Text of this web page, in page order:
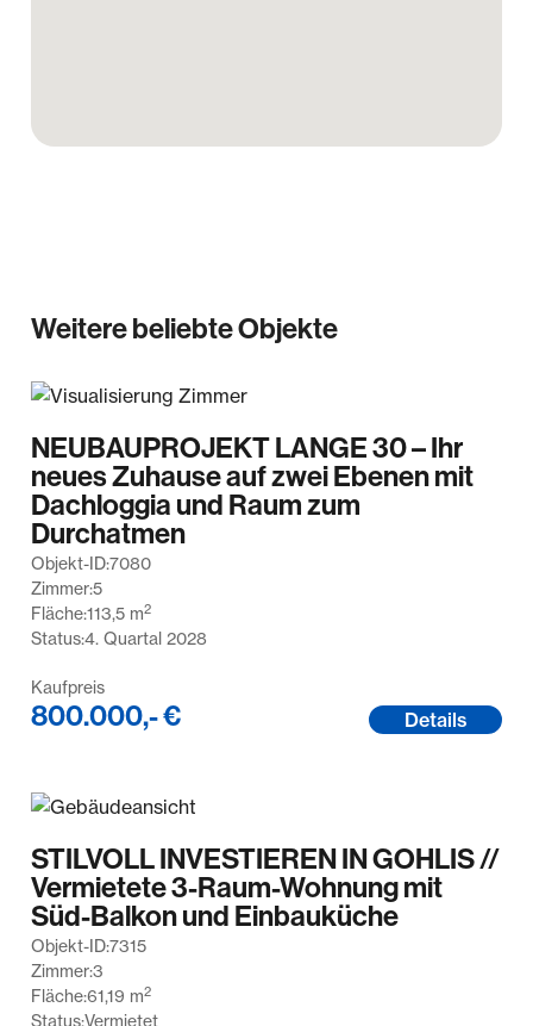
Schadensersatzhaftung der Koengeter & Krekow
Weitere beliebte Objekte
NEUBAUPROJEKT LANGE 30 – Ihr
neues Zuhause auf zwei Ebenen mit
Dachloggia und Raum zum
Durchatmen
Objekt-ID:7080
Zimmer:5
Fläche:113,5 m2
Status:4. Quartal 2028
Kaufpreis
800.000,- € Details
STILVOLL INVESTIEREN IN GOHLIS //
Vermietete 3-Raum-Wohnung mit
Süd-Balkon und Einbauküche
Objekt-ID:7315
Zimmer:3
Fläche:61,19 m2
Status:Vermietet